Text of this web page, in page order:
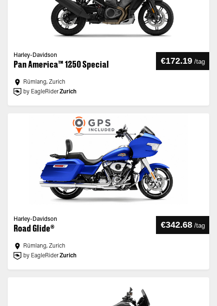
Harley-Davidson
Pan America™ 1250 Special €172.19 /tag
Rümlang, Zurich
by EagleRiderZurich
Harley-Davidson
Road Glide® €342.68 /tag
Rümlang, Zurich
by EagleRiderZurich